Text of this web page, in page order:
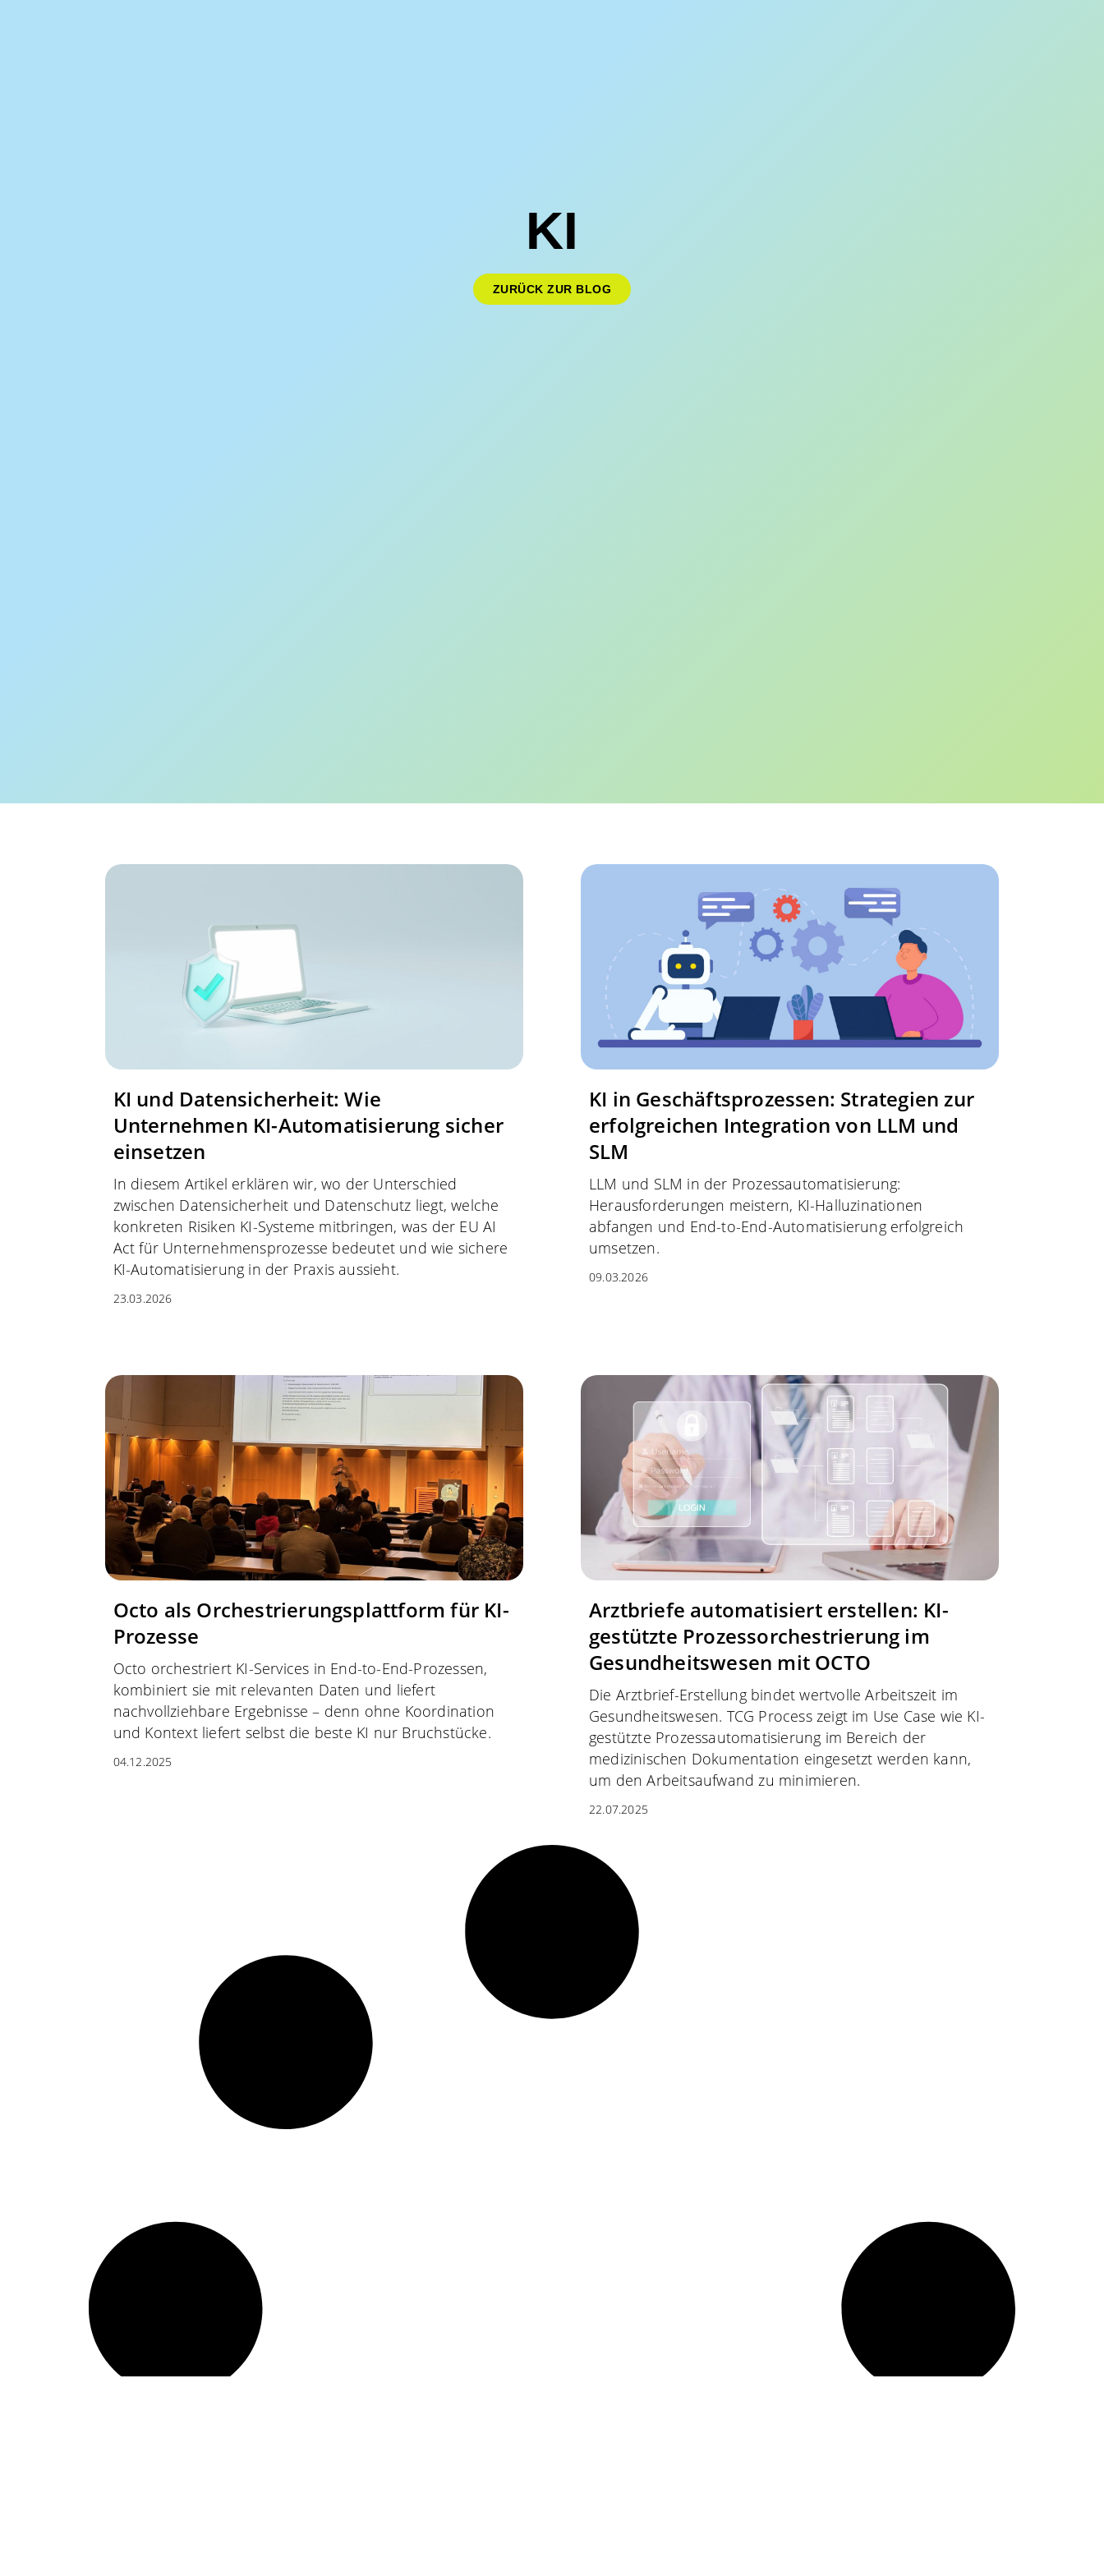
KI
ZURÜCK ZUR BLOG
KI und Datensicherheit: Wie
Unternehmen KI-Automatisierung sicher
einsetzen
In diesem Artikel erklären wir, wo der Unterschied
zwischen Datensicherheit und Datenschutz liegt, welche
konkreten Risiken KI-Systeme mitbringen, was der EU AI
Act für Unternehmensprozesse bedeutet und wie sichere
KI-Automatisierung in der Praxis aussieht.
23.03.2026
KI in Geschäftsprozessen: Strategien zur
erfolgreichen Integration von LLM und
SLM
LLM und SLM in der Prozessautomatisierung:
Herausforderungen meistern, KI-Halluzinationen
abfangen und End-to-End-Automatisierung erfolgreich
umsetzen.
09.03.2026
Octo als Orchestrierungsplattform für KI-
Prozesse
Octo orchestriert KI-Services in End-to-End-Prozessen,
kombiniert sie mit relevanten Daten und liefert
nachvollziehbare Ergebnisse – denn ohne Koordination
und Kontext liefert selbst die beste KI nur Bruchstücke.
04.12.2025
Arztbriefe automatisiert erstellen: KI-
gestützte Prozessorchestrierung im
Gesundheitswesen mit OCTO
Die Arztbrief-Erstellung bindet wertvolle Arbeitszeit im
Gesundheitswesen. TCG Process zeigt im Use Case wie KI-
gestützte Prozessautomatisierung im Bereich der
medizinischen Dokumentation eingesetzt werden kann,
um den Arbeitsaufwand zu minimieren.
22.07.2025